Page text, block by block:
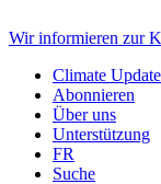
Wir informieren zur
Climate Update
Abonnieren
Über uns
Unterstützung
FR
Suche